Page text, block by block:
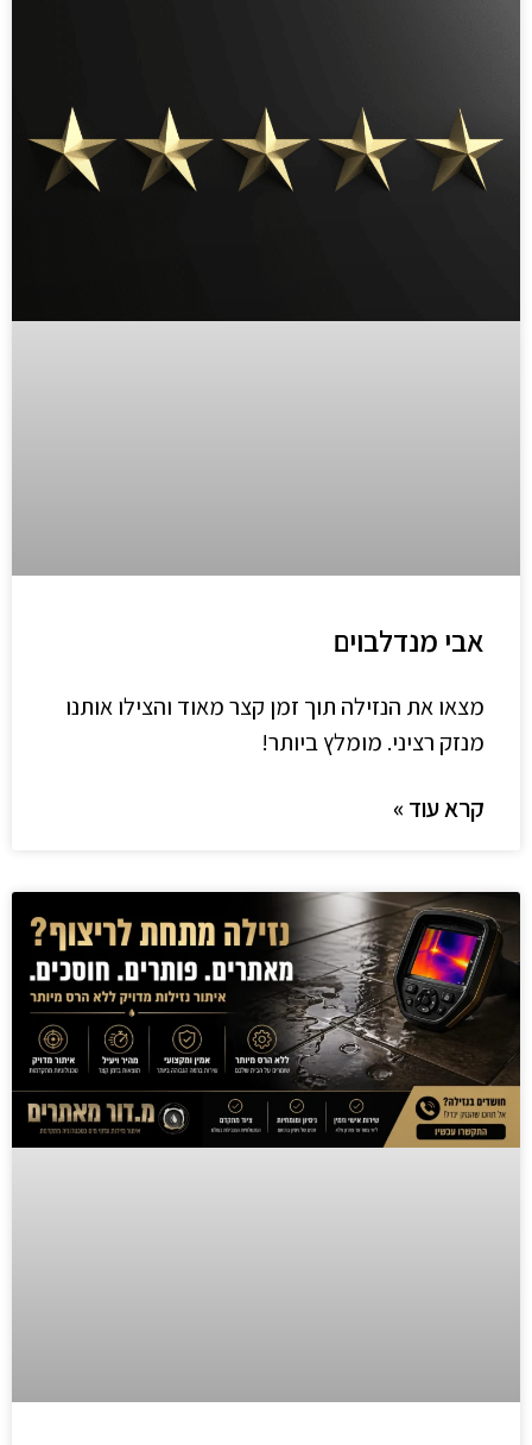
אבי מנדלבוים
מצאו את הנזילה תוך זמן קצר מאוד והצילו אותנו
מנזק רציני. מומלץ ביותר!
קרא עוד »